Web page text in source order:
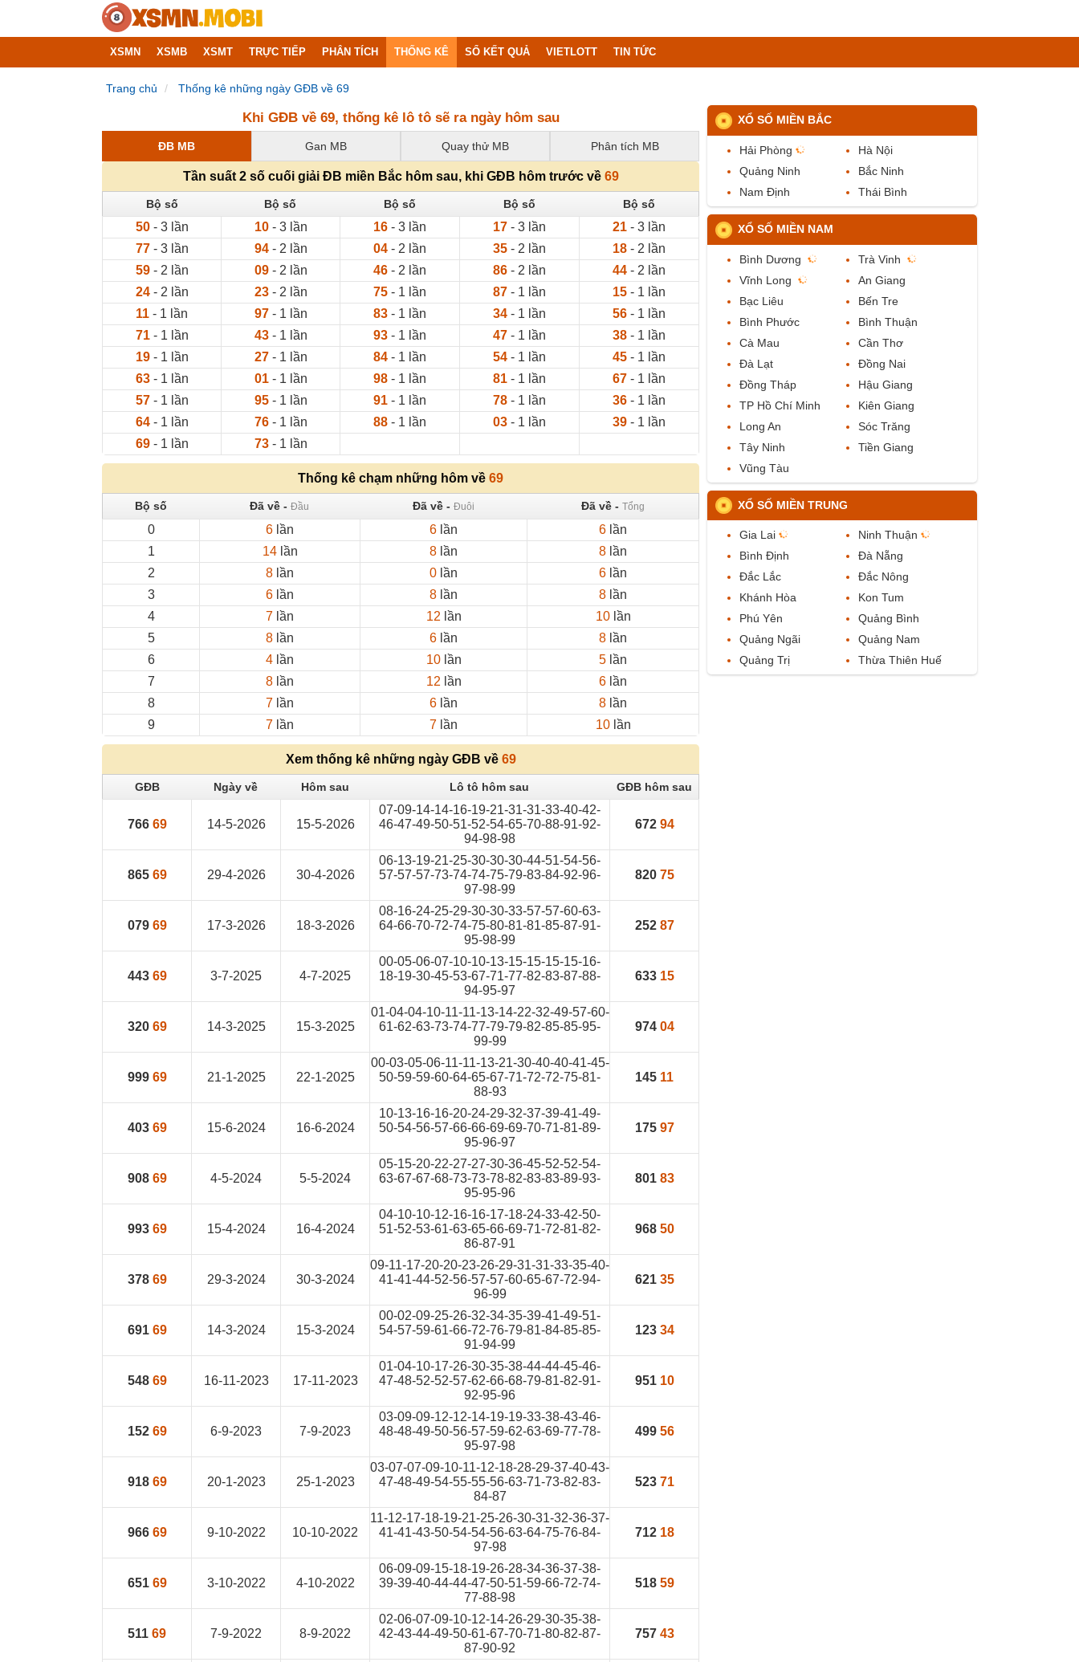
XSMN XSMB XSMT TRỰC TIẾP PHÂN TÍCH THỐNG KÊ SỔ KẾT QUẢ VIETLOTT TIN TỨC
Trang chủ Thống kê những ngày GĐB về 69
Khi GĐB về 69, thống kê lô tô sẽ ra ngày hôm sau
ĐB MB Gan MB Quay thử MB Phân tích MB
Tần suất 2 số cuối giải ĐB miền Bắc hôm sau, khi GĐB hôm trước về 69
Bộ số Bộ số Bộ số Bộ số Bộ số
50- 3 lần 10- 3 lần 16 - 3 lần 17 - 3 lần 21 - 3 lần
77- 3 lần 94- 2 lần 04 - 2 lần 35 - 2 lần 18 - 2 lần
59- 2 lần 09- 2 lần 46 - 2 lần 86 - 2 lần 44 - 2 lần
24- 2 lần 23- 2 lần 75 - 1 lần 87 - 1 lần 15 - 1 lần
11 - 1 lần 97- 1 lần 83 - 1 lần 34 - 1 lần 56 - 1 lần
71- 1 lần 43- 1 lần 93 - 1 lần 47 - 1 lần 38 - 1 lần
19- 1 lần 27- 1 lần 84 - 1 lần 54 - 1 lần 45 - 1 lần
63- 1 lần 01- 1 lần 98 - 1 lần 81 - 1 lần 67 - 1 lần
57- 1 lần 95- 1 lần 91 - 1 lần 78 - 1 lần 36 - 1 lần
64- 1 lần 76- 1 lần 88 - 1 lần 03 - 1 lần 39 - 1 lần
69- 1 lần 73- 1 lần
Thống kê chạm những hôm về 69
Bộ số Đã về - Đầu Đã về - Đuôi Đã về - Tổng
0 6 lần 6 lần 6 lần
1
14lần 8 lần 8 lần
2
8 lần 0 lần 6 lần
3
6 lần 8 lần 8 lần
4
7 lần 12 lần 10lần
5
8 lần 6 lần 8 lần
6
4 lần 10lần 5 lần
7
8 lần 12 lần 6 lần
8
7 lần 6 lần 8 lần
9
7 lần 7 lần 10lần
Xem thống kê những ngày GĐB về 69
GĐB Ngày về Hôm sau Lô tô hôm sau GĐB hôm sau
766 69 14-5-2026 15-5-2026
07-09-14-14-16-19-21-31-31-33-40-42-
46-47-49-50-51-52-54-65-70-88-91-92-
94-98-98
672 94
865 69 29-4-2026 30-4-2026
06-13-19-21-25-30-30-30-44-51-54-56-
57-57-57-73-74-74-75-79-83-84-92-96-
97-98-99
820 75
079 69 17-3-2026 18-3-2026
08-16-24-25-29-30-30-33-57-57-60-63-
64-66-70-72-74-75-80-81-81-85-87-91-
95-98-99
252 87
443 69 3-7-2025 4-7-2025
00-05-06-07-10-10-13-15-15-15-15-16-
18-19-30-45-53-67-71-77-82-83-87-88-
94-95-97
633 15
320 69 14-3-2025 15-3-2025
01-04-04-10-11-11-13-14-22-32-49-57-60-
61-62-63-73-74-77-79-79-82-85-85-95-
99-99
974 04
999 69 21-1-2025 22-1-2025
00-03-05-06-11-11-13-21-30-40-40-41-45-
50-59-59-60-64-65-67-71-72-72-75-81-
88-93
145 11
403 69 15-6-2024 16-6-2024
10-13-16-16-20-24-29-32-37-39-41-49-
50-54-56-57-66-66-69-69-70-71-81-89-
95-96-97
175 97
908 69 4-5-2024 5-5-2024
05-15-20-22-27-27-30-36-45-52-52-54-
63-67-67-68-73-73-78-82-83-83-89-93-
95-95-96
801 83
993 69 15-4-2024 16-4-2024
04-10-10-12-16-16-17-18-24-33-42-50-
51-52-53-61-63-65-66-69-71-72-81-82-
86-87-91
968 50
378 69 29-3-2024 30-3-2024
09-11-17-20-20-23-26-29-31-31-33-35-40-
41-41-44-52-56-57-57-60-65-67-72-94-
96-99
621 35
691 69 14-3-2024 15-3-2024
00-02-09-25-26-32-34-35-39-41-49-51-
54-57-59-61-66-72-76-79-81-84-85-85-
91-94-99
123 34
548 69 16-11-2023 17-11-2023
01-04-10-17-26-30-35-38-44-44-45-46-
47-48-52-52-57-62-66-68-79-81-82-91-
92-95-96
951 10
152 69 6-9-2023 7-9-2023
03-09-09-12-12-14-19-19-33-38-43-46-
48-48-49-50-56-57-59-62-63-69-77-78-
95-97-98
499 56
918 69 20-1-2023 25-1-2023
03-07-07-09-10-11-12-18-28-29-37-40-43-
47-48-49-54-55-55-56-63-71-73-82-83-
84-87
523 71
966 69 9-10-2022 10-10-2022
11-12-17-18-19-21-25-26-30-31-32-36-37-
41-41-43-50-54-54-56-63-64-75-76-84-
97-98
712 18
651 69 3-10-2022 4-10-2022
06-09-09-15-18-19-26-28-34-36-37-38-
39-39-40-44-44-47-50-51-59-66-72-74-
77-88-98
518 59
511 69 7-9-2022 8-9-2022
02-06-07-09-10-12-14-26-29-30-35-38-
42-43-44-49-50-61-67-70-71-80-82-87-
87-90-92
757 43
XỔ SỐ MIỀN BẮC
Hải Phòng
Hà Nội
Quảng Ninh
Bắc Ninh
Nam Định
Thái Bình
XỔ SỐ MIỀN NAM
Bình Dương
Trà Vinh
Vĩnh Long
An Giang
Bạc Liêu
Bến Tre
Bình Phước
Bình Thuận
Cà Mau
Cần Thơ
Đà Lạt
Đồng Nai
Đồng Tháp
Hậu Giang
TP Hồ Chí Minh
Kiên Giang
Long An
Sóc Trăng
Tây Ninh
Tiền Giang
Vũng Tàu
XỔ SỐ MIỀN TRUNG
Gia Lai
Ninh Thuận
Bình Định
Đà Nẵng
Đắc Lắc
Đắc Nông
Khánh Hòa
Kon Tum
Phú Yên
Quảng Bình
Quảng Ngãi
Quảng Nam
Quảng Trị
Thừa Thiên Huế